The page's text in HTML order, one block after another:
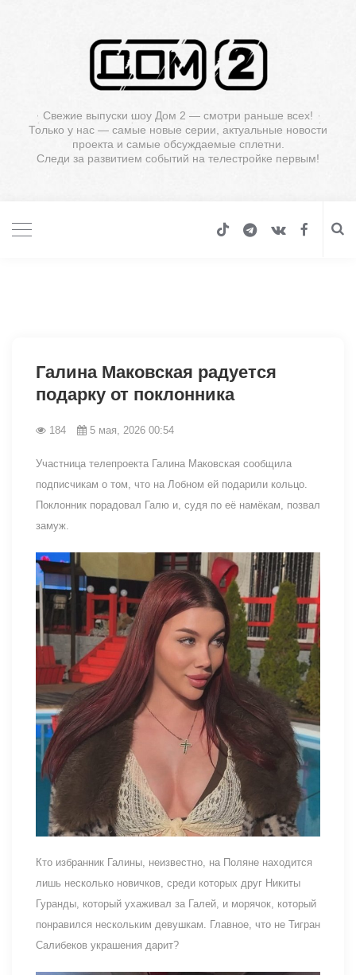
Свежие выпуски шоу Дом 2 — смотри раньше всех!
Только у нас — самые новые серии, актуальные новости
проекта и самые обсуждаемые сплетни.
Следи за развитием событий на телестройке первым!
Галина Маковская радуется
подарку от поклонника
184 5 мая, 2026 00:54
Участница телепроекта Галина Маковская сообщила
подписчикам о том, что на Лобном ей подарили кольцо.
Поклонник порадовал Галю и, судя по её намёкам, позвал
замуж.
Кто избранник Галины, неизвестно, на Поляне находится
лишь несколько новичков, среди которых друг Никиты
Гуранды, который ухаживал за Галей, и морячок, который
понравился нескольким девушкам. Главное, что не Тигран
Салибеков украшения дарит?